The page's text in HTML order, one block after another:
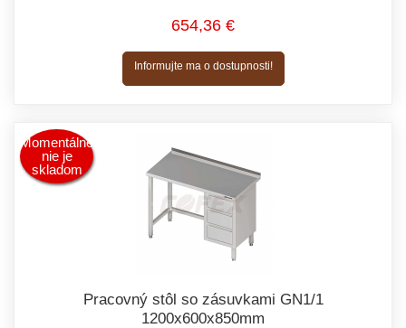
654,36 €
Informujte ma o dostupnosti!
Momentálne
nie je
skladom
Pracovný stôl so zásuvkami GN1/1
1200x600x850mm